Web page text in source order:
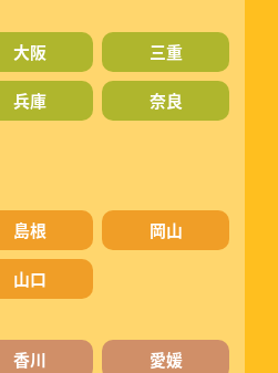
大阪 三重
兵庫 奈良
島根 岡山
山口
香川 愛媛